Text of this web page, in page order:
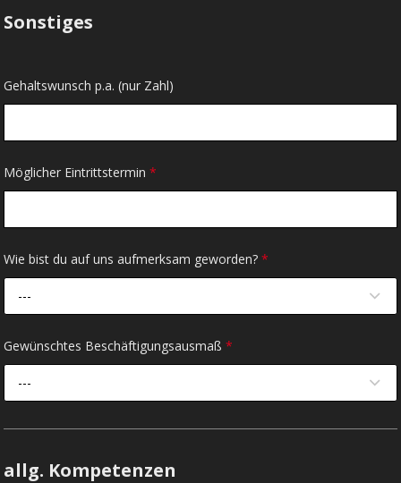
Sonstiges
Gehaltswunsch p.a. (nur Zahl)
Möglicher Eintrittstermin*
Wie bist du auf uns aufmerksam geworden?*
---
Gewünschtes Beschäftigungsausmaß*
---
allg. Kompetenzen